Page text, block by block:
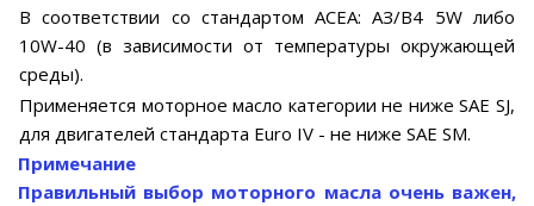
В соответствии со стандартом ACEA: АЗ/В4 5W либо
10W-40 (в зависимости от температуры окружающей
среды).
Применяется моторное масло категории не ниже SAE SJ,
для двигателей стандарта Euro IV - не ниже SAE SM.
Примечание
Правильный выбор моторного масла очень важен,